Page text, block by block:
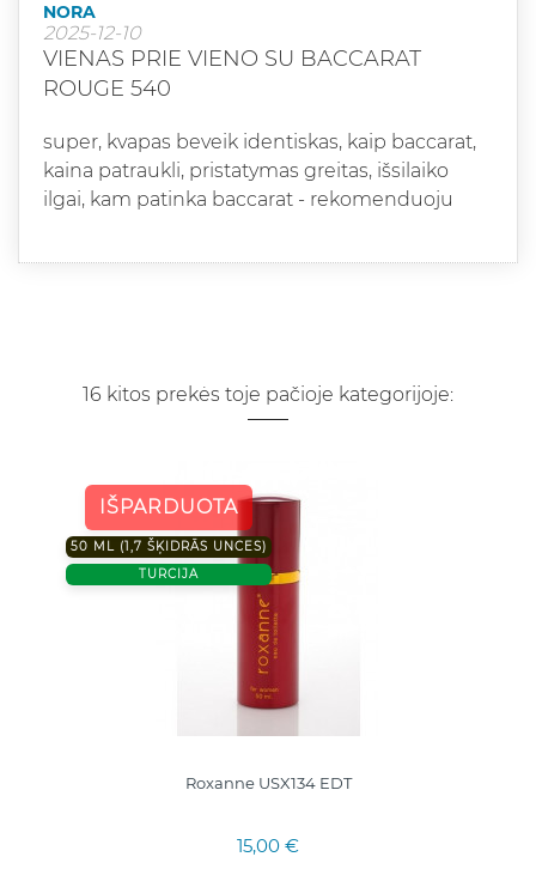
NORA
2025-12-10
VIENAS PRIE VIENO SU BACCARAT
ROUGE 540
super, kvapas beveik identiskas, kaip baccarat,
kaina patraukli, pristatymas greitas, išsilaiko
ilgai, kam patinka baccarat - rekomenduoju
16 kitos prekės toje pačioje kategorijoje:
IŠPARDUOTA
50 ML (1,7 ŠĶIDRĀS UNCES)
TURCIJA
Roxanne USX134 EDT
15,00 €